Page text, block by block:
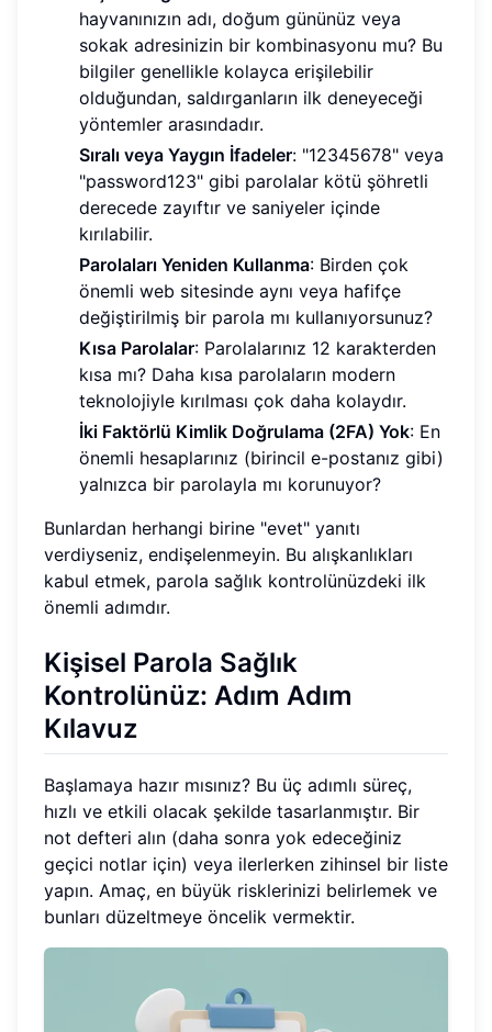
hayvanınızın adı, doğum gününüz veya
sokak adresinizin bir kombinasyonu mu? Bu
bilgiler genellikle kolayca erişilebilir
olduğundan, saldırganların ilk deneyeceği
yöntemler arasındadır.
Sıralı veya Yaygın İfadeler: "12345678" veya
"password123" gibi parolalar kötü şöhretli
derecede zayıftır ve saniyeler içinde
kırılabilir.
Parolaları Yeniden Kullanma: Birden çok
önemli web sitesinde aynı veya hafifçe
değiştirilmiş bir parola mı kullanıyorsunuz?
Kısa Parolalar: Parolalarınız 12 karakterden
kısa mı? Daha kısa parolaların modern
teknolojiyle kırılması çok daha kolaydır.
İki Faktörlü Kimlik Doğrulama (2FA) Yok: En
önemli hesaplarınız (birincil e-postanız gibi)
yalnızca bir parolayla mı korunuyor?
Bunlardan herhangi birine "evet" yanıtı
verdiyseniz, endişelenmeyin. Bu alışkanlıkları
kabul etmek, parola sağlık kontrolünüzdeki ilk
önemli adımdır.
Kişisel Parola Sağlık
Kontrolünüz: Adım Adım
Kılavuz
Başlamaya hazır mısınız? Bu üç adımlı süreç,
hızlı ve etkili olacak şekilde tasarlanmıştır. Bir
not defteri alın (daha sonra yok edeceğiniz
geçici notlar için) veya ilerlerken zihinsel bir liste
yapın. Amaç, en büyük risklerinizi belirlemek ve
bunları düzeltmeye öncelik vermektir.